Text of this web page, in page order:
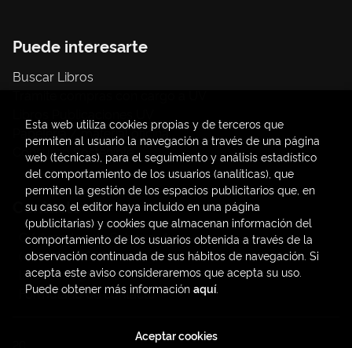
Puede interesarte
Buscar Libros
Papelería / material oficina
Consumo Sostenible
Contacto
C/ Amadeo de Saboya, 4
(+34) 963828968
latendauv@fundacio.es
Formulario de contacto
. Todos los Derechos Reservados |
Esta web utiliza cookies propias y de terceros que
permiten al usuario la navegación a través de una página
web (técnicas), para el seguimiento y análisis estadístico
del comportamiento de los usuarios (analíticas), que
permiten la gestión de los espacios publicitarios que, en
su caso, el editor haya incluido en una página
(publicitarias) y cookies que almacenan información del
comportamiento de los usuarios obtenida a través de la
observación continuada de sus hábitos de navegación. Si
acepta este aviso consideraremos que acepta su uso.
Puede obtener más información aquí.
Aceptar cookies